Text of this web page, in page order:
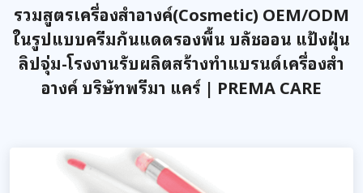
รวมสูตรเครื่องสำอางค์(Cosmetic) OEM/ODM
ในรูปแบบครีมกันแดดรองพื้น บลัชออน แป้งฝุ่น
ลิปจุ่ม-โรงงานรับผลิตสร้างทำแบรนด์เครื่องสำ
อางค์ บริษัทพรีมา แคร์ | PREMA CARE